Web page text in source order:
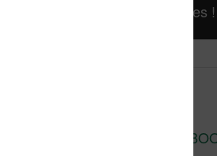
Liseuses pas chères !
Test de la